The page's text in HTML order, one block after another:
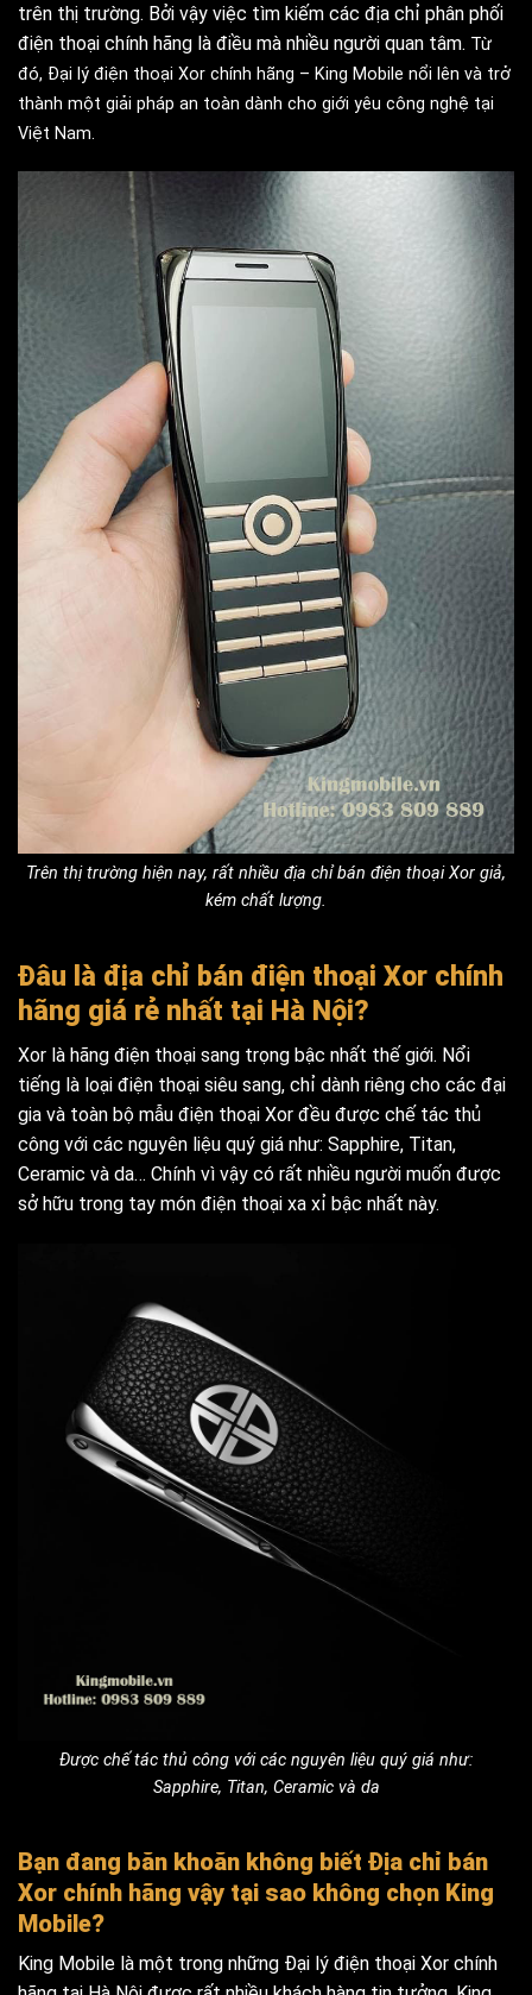
trên thị trường. Bởi vậy việc tìm kiếm các địa chỉ phân phối
điện thoại chính hãng là điều mà nhiều người quan tâm. Từ
đó, Đại lý điện thoại Xor chính hãng – King Mobile nổi lên và trở
thành một giải pháp an toàn dành cho giới yêu công nghệ tại
Việt Nam.
Trên thị trường hiện nay, rất nhiều địa chỉ bán điện thoại Xor giả,
kém chất lượng.
Đâu là địa chỉ bán điện thoại Xor chính
hãng giá rẻ nhất tại Hà Nội?
Xor là hãng điện thoại sang trọng bậc nhất thế giới. Nổi
tiếng là loại điện thoại siêu sang, chỉ dành riêng cho các đại
gia và toàn bộ mẫu điện thoại Xor đều được chế tác thủ
công với các nguyên liệu quý giá như: Sapphire, Titan,
Ceramic và da… Chính vì vậy có rất nhiều người muốn được
sở hữu trong tay món điện thoại xa xỉ bậc nhất này.
Được chế tác thủ công với các nguyên liệu quý giá như:
Sapphire, Titan, Ceramic và da
Bạn đang băn khoăn không biết Địa chỉ bán
Xor chính hãng vậy tại sao không chọn King
Mobile?
King Mobile là một trong những Đại lý điện thoại Xor chính